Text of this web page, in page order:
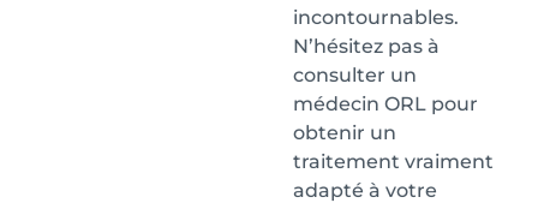
incontournables.
N’hésitez pas à
consulter un
médecin ORL pour
obtenir un
traitement vraiment
adapté à votre